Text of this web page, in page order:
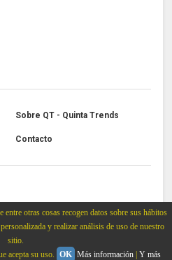
otras cosas recogen datos sobre sus hábitos
y realizar análisis de uso de nuestro
sitio.
acepta su uso. OK Más información Y más
Sobre QT - Quinta Trends
Contacto